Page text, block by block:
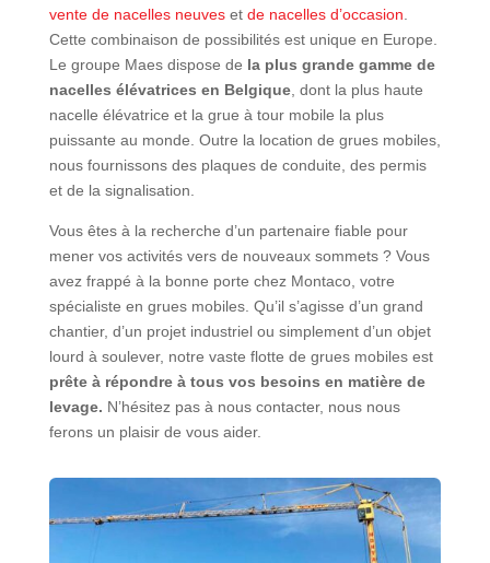
vente de nacelles neuveset de nacelles d’occasion
Cette combinaison de possibilités est unique en Europe.
Le groupe Maes dispose de la plus grande gamme de
nacelles élévatrices en Belgique, dont la plus haute
nacelle élévatrice et la grue à tour mobile la plus
puissante au monde. Outre la location de grues mobiles,
nous fournissons des plaques de conduite, des permis
et de la signalisation.
Vous êtes à la recherche d’un partenaire fiable pour
mener vos activités vers de nouveaux sommets ? Vous
avez frappé à la bonne porte chez Montaco, votre
spécialiste en grues mobiles. Qu’il s’agisse d’un grand
chantier, d’un projet industriel ou simplement d’un objet
lourd à soulever, notre vaste flotte de grues mobiles est
prête à répondre à tous vos besoins en matière de
levage. N’hésitez pas à nous contacter, nous nous
ferons un plaisir de vous aider.